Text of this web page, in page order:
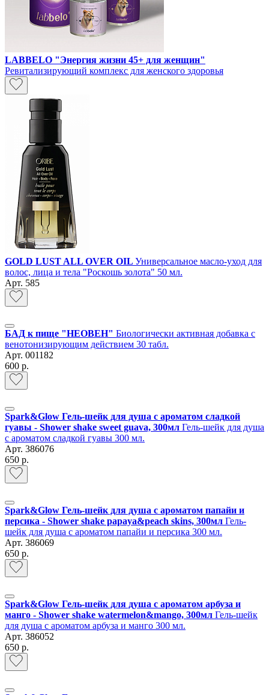
LABBELO "Энергия жизни 45+ для женщин"
Ревитализирующий комплекс для женского здоровья
GOLD LUST ALL OVER OIL Универсальное масло-уход для
волос, лица и тела "Роскошь золота" 50 мл.
Арт. 585
БАД к пище "НЕОВЕН" Биологически активная добавка с
венотонизирующим действием 30 табл.
Арт. 001182
600 р.
Spark&Glow Гель-шейк для душа с ароматом сладкой
гуавы - Shower shake sweet guava, 300мл Гель-шейк для душа
с ароматом сладкой гуавы 300 мл.
Арт. 386076
650 р.
Spark&Glow Гель-шейк для душа с ароматом папайи и
персика - Shower shake papaya&peach skins, 300мл Гель-
шейк для душа с ароматом папайи и персика 300 мл.
Арт. 386069
650 р.
Spark&Glow Гель-шейк для душа с ароматом арбуза и
манго - Shower shake watermelon&mango, 300мл Гель-шейк
для душа с ароматом арбуза и манго 300 мл.
Арт. 386052
650 р.